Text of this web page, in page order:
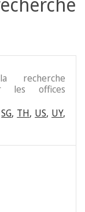
recherche
les offices
SG, TH, US, UY,